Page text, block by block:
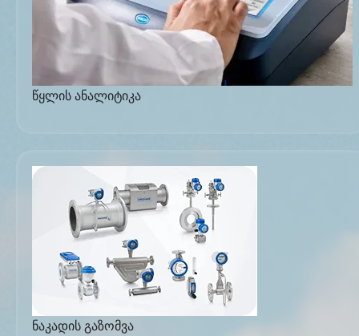
წყლის ანალიტიკა
ნაკადის გაზომვა